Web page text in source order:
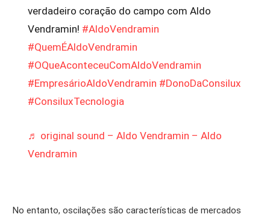
verdadeiro coração do campo com Aldo
Vendramin! #AldoVendramin
#QuemÉAldoVendramin
#OQueAconteceuComAldoVendramin
#EmpresárioAldoVendramin #DonoDaConsilux
#ConsiluxTecnologia
♬ original sound – Aldo Vendramin – Aldo
Vendramin
No entanto, oscilações são características de mercados